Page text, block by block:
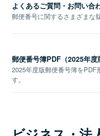
よくあるご質問・お問い合
郵便番号に関するさまざまな
郵便番号簿PDF（2025年度
2025年度版郵便番号簿をPDF
す。